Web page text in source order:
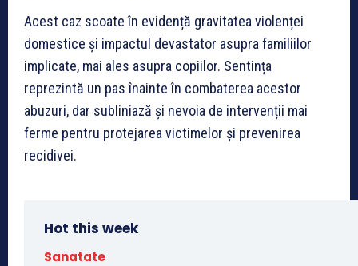
Acest caz scoate în evidență gravitatea violenței
domestice și impactul devastator asupra familiilor
implicate, mai ales asupra copiilor. Sentința
reprezintă un pas înainte în combaterea acestor
abuzuri, dar subliniază și nevoia de intervenții mai
ferme pentru protejarea victimelor și prevenirea
recidivei.
Hot this week
Sanatate